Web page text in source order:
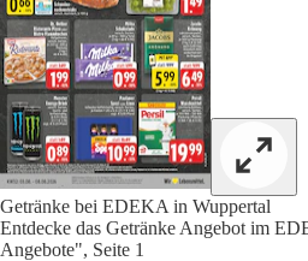
Getränke bei EDEKA in Wuppertal
Entdecke das Getränke Angebot im
Angebote", Seite 1